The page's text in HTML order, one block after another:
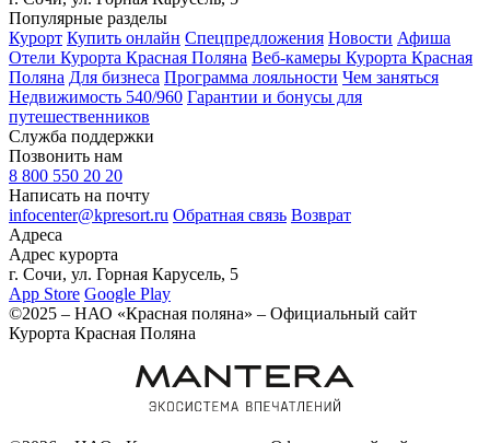
Популярные разделы
Курорт Купить онлайн Спецпредложения Новости Афиша
Отели Курорта Красная Поляна Веб-камеры Курорта Красная
Поляна Для бизнеса Программа лояльности Чем заняться
Недвижимость 540/960 Гарантии и бонусы для
путешественников
Служба поддержки
Позвонить нам
8 800 550 20 20
Написать на почту
infocenter@kpresort.ru Обратная связь Возврат
Адреса
Адрес курорта
г. Сочи, ул. Горная Карусель, 5
App Store Google Play
©2025 – НАО «Красная поляна» – Официальный сайт
Курорта Красная Поляна